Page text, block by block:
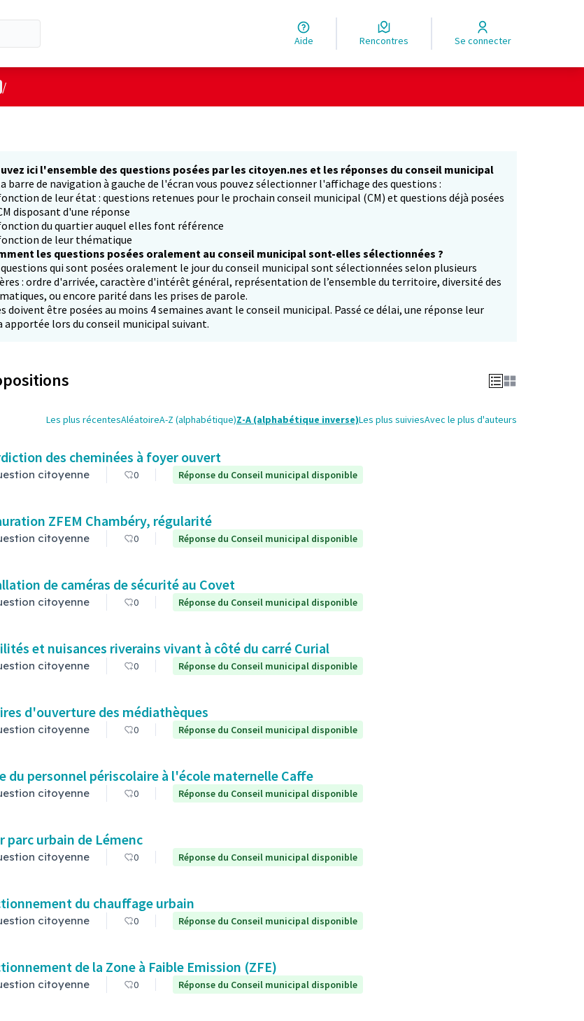
Aide Rencontres Se connecter
utilisateur
/
ici l'ensemble des questions posées par les citoyen.nes et les réponses du conseil municipal
barre de navigation à gauche de l'écran vous pouvez sélectionner l'affichage des questions :
de leur état : questions retenues pour le prochain conseil municipal (CM) et questions déjà posées
disposant d'une réponse
du quartier auquel elles font référence
de leur thématique
les questions posées oralement au conseil municipal sont-elles sélectionnées ?
questions qui sont posées oralement le jour du conseil municipal sont sélectionnées selon plusieurs
: ordre d'arrivée, caractère d'intérêt général, représentation de l’ensemble du territoire, diversité des
ou encore parité dans les prises de parole.
doivent être posées au moins 4 semaines avant le conseil municipal. Passé ce délai, une réponse leur
apportée lors du conseil municipal suivant.
Les plus récentesAléatoireA-Z (alphabétique)Z-A (alphabétique inverse)Les plus suiviesAvec le plus d'auteurs
des cheminées à foyer ouvert
citoyenne 0 Réponse du Conseil municipal disponible
ZFEM Chambéry, régularité
citoyenne 0 Réponse du Conseil municipal disponible
de caméras de sécurité au Covet
citoyenne 0 Réponse du Conseil municipal disponible
et nuisances riverains vivant à côté du carré Curial
citoyenne 0 Réponse du Conseil municipal disponible
d'ouverture des médiathèques
citoyenne 0 Réponse du Conseil municipal disponible
du personnel périscolaire à l'école maternelle Caffe
citoyenne 0 Réponse du Conseil municipal disponible
parc urbain de Lémenc
citoyenne 0 Réponse du Conseil municipal disponible
du chauffage urbain
citoyenne 0 Réponse du Conseil municipal disponible
de la Zone à Faible Emission (ZFE)
citoyenne 0 Réponse du Conseil municipal disponible